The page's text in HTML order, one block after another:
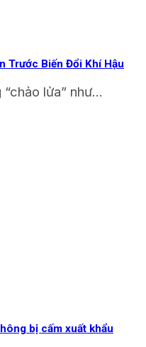
Trước Biến Đổi Khí Hậu
lửa” như...
bị cấm xuất khẩu